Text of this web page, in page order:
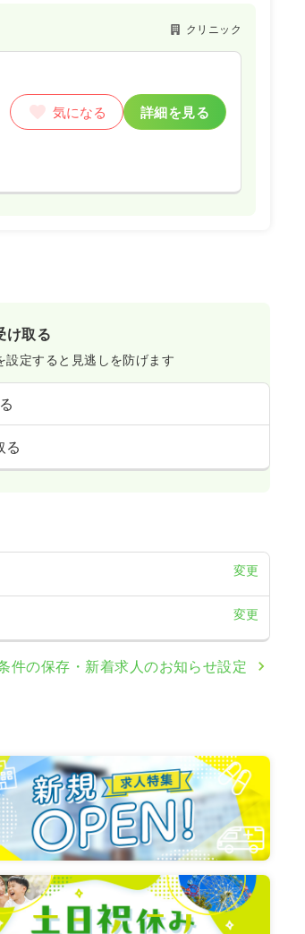
クリニック
気になる 詳細を見る
け取る
設定すると見逃しを防げます
る
変更
変更
件の保存・新着求人のお知らせ設定